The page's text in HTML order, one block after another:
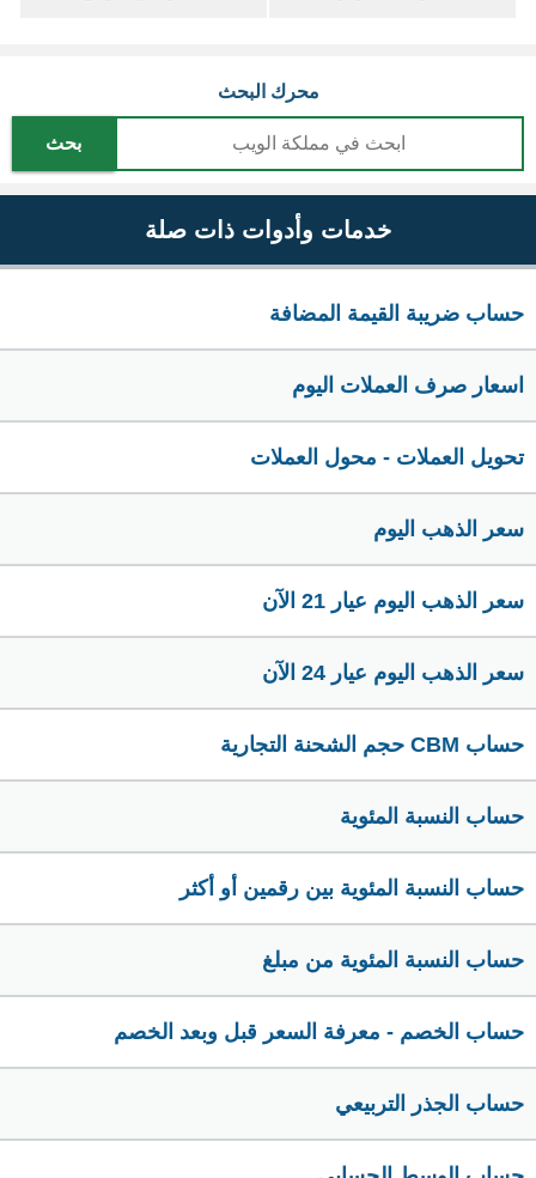
محرك البحث
بحث
خدمات وأدوات ذات صلة
حساب ضريبة القيمة المضافة
اسعار صرف العملات اليوم
تحويل العملات - محول العملات
سعر الذهب اليوم
سعر الذهب اليوم عيار 21 الآن
سعر الذهب اليوم عيار 24 الآن
حساب CBM حجم الشحنة التجارية
حساب النسبة المئوية
حساب النسبة المئوية بين رقمين أو أكثر
حساب النسبة المئوية من مبلغ
حساب الخصم - معرفة السعر قبل وبعد الخصم
حساب الجذر التربيعي